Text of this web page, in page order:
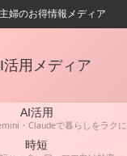
婦のお得情報メディア
用メディア
AI活用
・Claudeで暮らしをラクに
時短